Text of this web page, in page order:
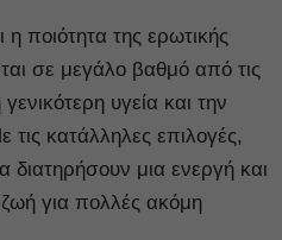
η ποιότητα της ερωτικής
σε μεγάλο βαθμό από τις
υγεία και την
κατάλληλες επιλογές,
μια ενεργή και
ζωή για πολλές ακόμη